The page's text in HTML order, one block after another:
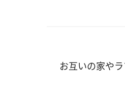
お互いの家や